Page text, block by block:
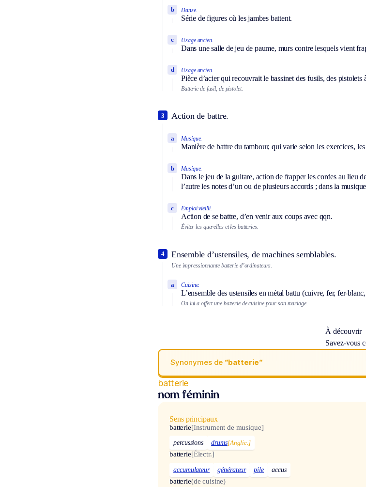
Danse.
Série de figures où les jambes battent.
b
Usage ancien.
Dans une salle de jeu de paume, murs contre lesquels vient
c
Usage ancien.
Pièce d’acier qui recouvrait le bassinet des fusils, des
d
Batterie de fusil, de pistolet.
Action de battre.
3
Musique.
Manière de battre du tambour, qui varie selon les exercices,
a
Musique.
Dans le jeu de la guitare, action de frapper les cordes au lieu
l’autre les notes d’un ou de plusieurs accords ; dans la
b
Emploi vieilli.
Action de se battre, d’en venir aux coups avec qqn.
c
Éviter les querelles et les batteries.
Ensemble d’ustensiles, de machines semblables.
4
Une impressionnante batterie d’ordinateurs.
Cuisine.
L’ensemble des ustensiles en métal battu (cuivre, fer, fer-
a
On lui a offert une batterie de cuisine pour son mariage.
À découvrir
Savez-vous
Synonymes de “batterie“
batterie
nom féminin
Sens principaux
batterie[Instrument de musique]
percussions drums[Anglic.]
batterie[Électr.]
accumulateur générateur pile accus
batterie(de cuisine)